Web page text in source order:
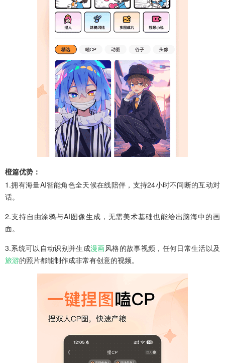
橙篇优势：
1.拥有海量AI智能角色全天候在线陪伴，支持24小时不间断的互动对
话。
2.支持自由涂鸦与AI图像生成，无需美术基础也能绘出脑海中的画
面。
3.系统可以自动识别并生成漫画风格的故事视频，任何日常生活以及
旅游的照片都能制作成非常有创意的视频。